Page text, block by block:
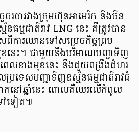
ចា​រវាង​ក្រុមហ៊ុន​អា​មេ​រិ​ក និង​ចិន​
ន​ធម្មជាតិ​រាវ LNG នេះ គឺ​ត្រូវ​បាន​
ពី​ការ​ឈាន​ទៅ​សម្រេច​កិច្ចព្រម
ខ​នេះ​។ ជាមួយនឹង​បរិមាណ​បញ្ជា​ទិញ​
ា​ពេល​ខាង​មុខ​នេះ នឹង​ជួយ​ពង្រឹង​ជំហរ​
រទេស​បញ្ជា​ទិញ​ឧស្ម័ន​ធម្មជាតិ​រាវ​ធំ​
ក​នៅ​ឆ្នាំ​នេះ ពោល​គឺ​ឈរ​លើ​កំពូល​
ៅ​ទៀត​៕